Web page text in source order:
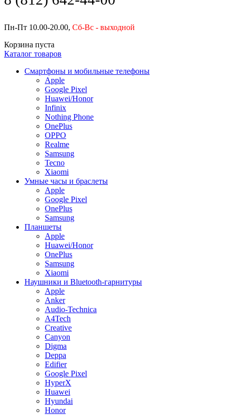
Пн-Пт 10.00-20.00, Сб-Вс - выходной
Корзина пуста
Каталог товаров
Смартфоны и мобильные телефоны
Apple
Google Pixel
Huawei/Honor
Infinix
Nothing Phone
OnePlus
OPPO
Realme
Samsung
Tecno
Xiaomi
Умные часы и браслеты
Apple
Google Pixel
OnePlus
Samsung
Планшеты
Apple
Huawei/Honor
OnePlus
Samsung
Xiaomi
Наушники и Bluetooth-гарнитуры
Apple
Anker
Audio-Technica
A4Tech
Creative
Canyon
Digma
Deppa
Edifier
Google Pixel
HyperX
Huawei
Hyundai
Honor